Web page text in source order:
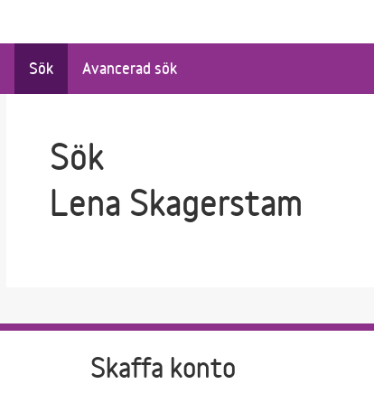
Sök Avancerad sök
Sök
Lena Skagerstam
Skaffa konto